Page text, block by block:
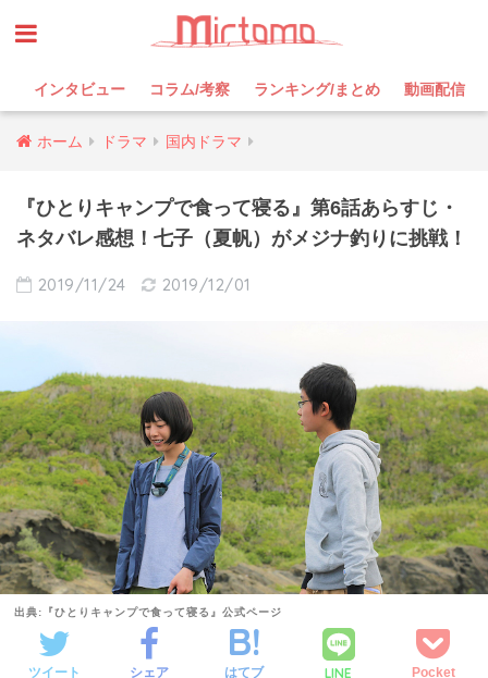
インタビュー コラム/考察 ランキング/まとめ 動画配信
ホーム ドラマ 国内ドラマ
『ひとりキャンプで食って寝る』第6話あらすじ・
ネタバレ感想！七子（夏帆）がメジナ釣りに挑戦！
2019/11/24 2019/12/01
出典:『ひとりキャンプで食って寝る』公式ページ
ツイート シェア はてブ LINE Pocket